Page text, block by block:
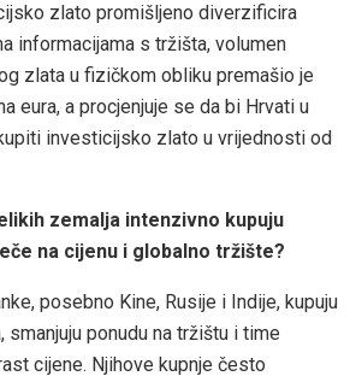
zlato promišljeno diverzificira
informacijama s tržišta, volumen
zlata u fizičkom obliku premašio je
eura, a procjenjuje se da bi Hrvati u
investicijsko zlato u vrijednosti od
zemalja intenzivno kupuju
na cijenu i globalno tržište?
posebno Kine, Rusije i Indije, kupuju
ponudu na tržištu i time
cijene. Njihove kupnje često